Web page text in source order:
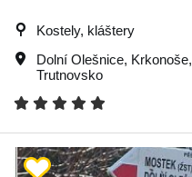
Kostely, kláštery
Dolní Olešnice, Krkonoše,
Trutnovsko